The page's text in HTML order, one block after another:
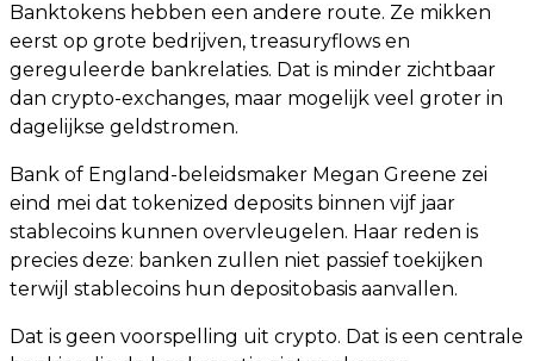
Banktokens hebben een andere route. Ze mikken
eerst op grote bedrijven, treasuryflows en
gereguleerde bankrelaties. Dat is minder zichtbaar
dan crypto-exchanges, maar mogelijk veel groter in
dagelijkse geldstromen.
Bank of England-beleidsmaker Megan Greene zei
eind mei dat tokenized deposits binnen vijf jaar
stablecoins kunnen overvleugelen. Haar reden is
precies deze: banken zullen niet passief toekijken
terwijl stablecoins hun depositobasis aanvallen.
Dat is geen voorspelling uit crypto. Dat is een centrale